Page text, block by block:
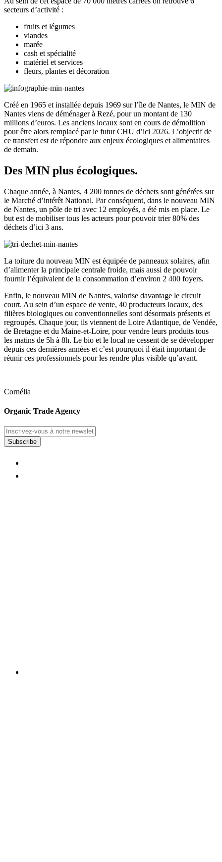
secteurs d’activité :
fruits et légumes
viandes
marée
cash et spécialité
matériel et services
fleurs, plantes et décoration
Créé en 1965 et installée depuis 1969 sur l’île de Nantes, le MIN de
Nantes viens de déménager à Rezé, pour un montant de 130
millions d’euros. Les anciens locaux sont en cours de démolition
pour être alors remplacé par le futur CHU d’ici 2026. L’objectif de
ce transfert est de répondre aux enjeux écologiques et alimentaires
de demain.
Des MIN plus écologiques.
Chaque année, à Nantes, 4 200 tonnes de déchets sont générées sur
le Marché d’intérêt National. Par conséquent, dans le nouveau MIN
de Nantes, un pôle de tri avec 12 employés, a été mis en place. Le
but est de mobiliser tous les acteurs pour pouvoir trier 80% des
déchets d’ici 3 ans.
La toiture du nouveau MIN est équipée de panneaux solaires, afin
d’alimenter la principale centrale froide, mais aussi de pouvoir
fournir l’équivalent de la consommation d’environ 2 400 foyers.
Enfin, le nouveau MIN de Nantes, valorise davantage le circuit
court. Au sein d’un espace de vente, 40 producteurs locaux, des
filières biologiques ou conventionnelles sont désormais présents et
regroupés. Chaque jour, ils viennent de Loire Atlantique, de Vendée,
de Bretagne et du Maine-et-Loire, pour vendre leurs produits tous
les matins de 5h à 8h. Le bio et le local ne cessent de se développer
depuis ces dernières années et c’est pourquoi il était important de
réunir ces professionnels pour les rendre plus visible qu’avant.
Cornélia
Organic Trade Agency